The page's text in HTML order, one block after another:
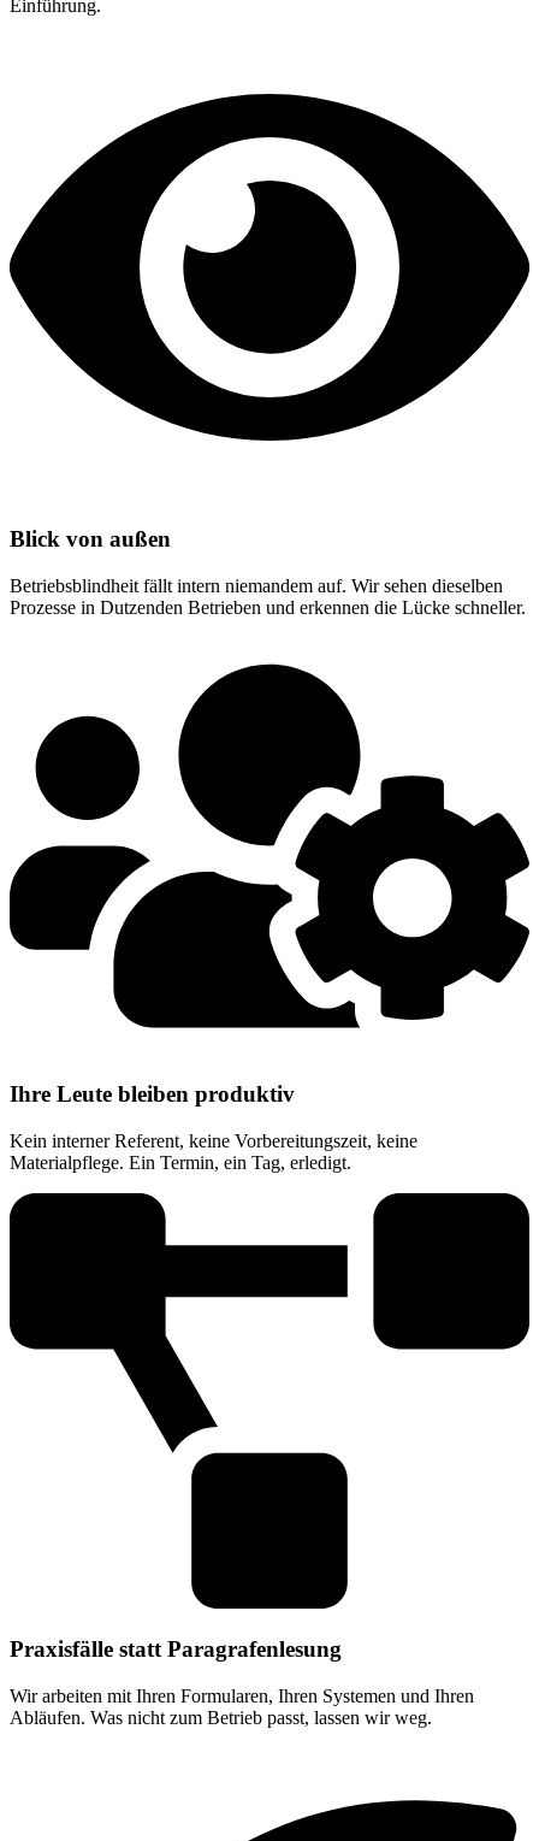
Einführung.
Blick von außen
Betriebsblindheit fällt intern niemandem auf. Wir sehen dieselben
Prozesse in Dutzenden Betrieben und erkennen die Lücke schneller.
Ihre Leute bleiben produktiv
Kein interner Referent, keine Vorbereitungszeit, keine
Materialpflege. Ein Termin, ein Tag, erledigt.
Praxisfälle statt Paragrafenlesung
Wir arbeiten mit Ihren Formularen, Ihren Systemen und Ihren
Abläufen. Was nicht zum Betrieb passt, lassen wir weg.